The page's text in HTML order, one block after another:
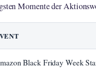
Momente der
Black Friday Week